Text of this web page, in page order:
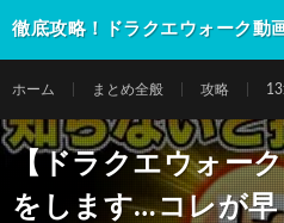
徹底攻略！ドラクエウォーク動
ホーム まとめ全般 攻略
【ドラクエウォー
をします…コレが